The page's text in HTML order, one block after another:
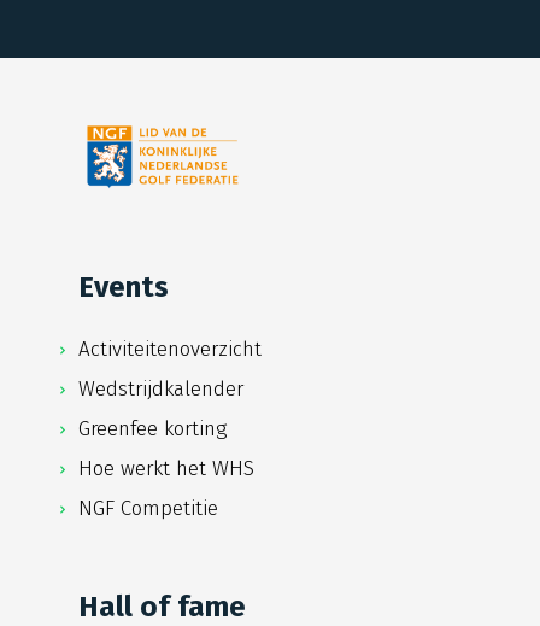
Events
Activiteitenoverzicht
Wedstrijdkalender
Greenfee korting
Hoe werkt het WHS
NGF Competitie
Hall of fame